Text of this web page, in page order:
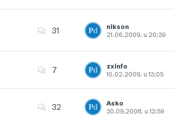
31
nikson
21.06.2009. u 20:39
7
zxinfo
10.02.2009. u 13:05
Dodajte u favorite
32
Asko
30.09.2008. u 13:59